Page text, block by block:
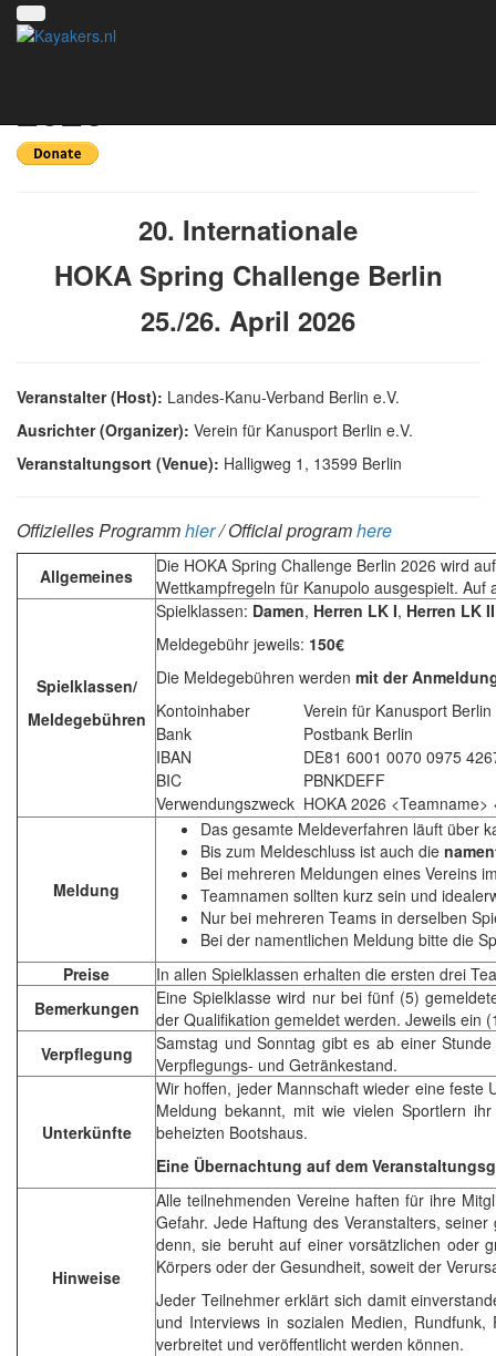
2026
20. Internationale
HOKA Spring Challenge Berlin
25./26. April 2026
Veranstalter (Host): Landes-Kanu-Verband Berlin e.V.
Ausrichter (Organizer): Verein für Kanusport Berlin e.V.
Veranstaltungsort (Venue): Halligweg 1, 13599 Berlin
Offizielles Programmhier/ Official programhere
Allgemeines
Die HOKA Spring Challenge Berlin 2026 wird
Wettkampfregeln für Kanupolo ausgespielt.
Spielklassen/
Meldegebühren
Spielklassen: Damen, Herren LK I, Herren LK II
Meldegebühr jeweils: 150€
Die Meldegebühren werden mit der
Kontoinhaber
Verein für Kanusport Berlin
Bank
Postbank Berlin
IBAN
DE81 6001 0070 0975
BIC
PBNKDEFF
Verwendungszweck HOKA 2026 <Teamname>
Meldung
Das gesamte Meldeverfahren läuft über
Bis zum Meldeschluss ist auch die
Bei mehreren Meldungen eines Vereins
Teamnamen sollten kurz sein und
Nur bei mehreren Teams in derselben
Bei der namentlichen Meldung bitte die
Preise
In allen Spielklassen erhalten die ersten drei
Bemerkungen
Eine Spielklasse wird nur bei fünf (5)
der Qualifikation gemeldet werden. Jeweils ein
Verpflegung
Samstag und Sonntag gibt es ab einer
Verpflegungs- und Getränkestand.
Unterkünfte
Wir hoffen, jeder Mannschaft wieder eine feste
Meldung bekannt, mit wie vielen Sportlern
beheizten Bootshaus.
Eine Übernachtung auf dem
Hinweise
Alle teilnehmenden Vereine haften für ihre
Gefahr. Jede Haftung des Veranstalters,
denn, sie beruht auf einer vorsätzlichen oder
Körpers oder der Gesundheit, soweit der
Jeder Teilnehmer erklärt sich damit
und Interviews in sozialen Medien,
verbreitet und veröffentlicht werden können.